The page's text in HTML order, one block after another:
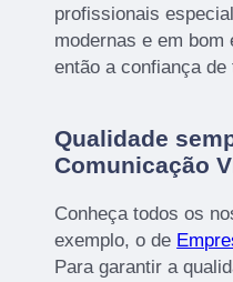
profissionais
modernas e em bom
então a confiança de
Qualidade
Comunicação
Conheça todos os
exemplo, o de
Para garantir a